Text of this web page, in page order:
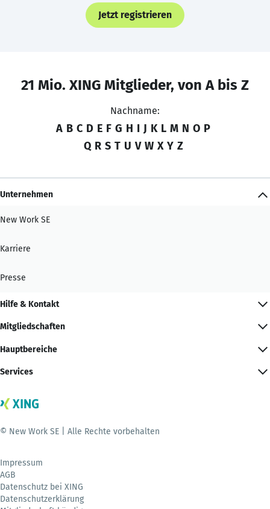
Jetzt registrieren
21 Mio. XING Mitglieder, von A bis Z
Nachname:
A B C D E F G H I J K L M N O P
Q R S T U V W X Y Z
Unternehmen
New Work SE
Karriere
Presse
Hilfe & Kontakt
Mitgliedschaften
Hauptbereiche
Services
© New Work SE | Alle Rechte vorbehalten
Impressum
AGB
Datenschutz bei XING
Datenschutzerklärung